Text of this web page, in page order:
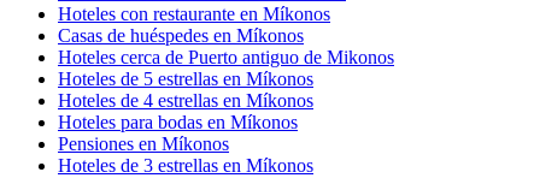
Hoteles con restaurante en Míkonos
Casas de huéspedes en Míkonos
Hoteles cerca de Puerto antiguo de Mikonos
Hoteles de 5 estrellas en Míkonos
Hoteles de 4 estrellas en Míkonos
Hoteles para bodas en Míkonos
Pensiones en Míkonos
Hoteles de 3 estrellas en Míkonos